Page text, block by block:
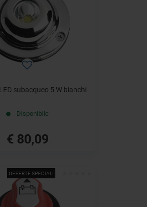
subacqueo 5 W bianchi
Disponibile
€ 80,09
OFFERTE SPECIALI